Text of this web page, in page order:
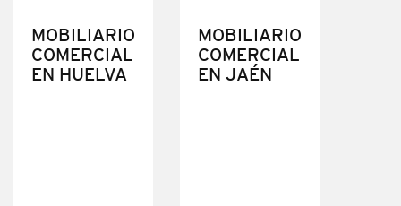
MOBILIARIO
COMERCIAL
EN HUELVA
MOBILIARIO
COMERCIAL
EN JAÉN